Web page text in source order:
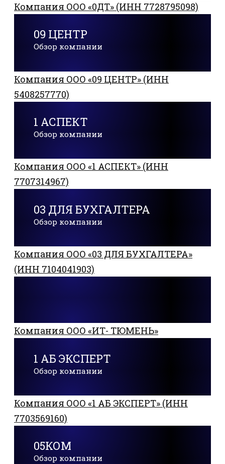
Компания ООО «0ДТ» (ИНН 7728795098)
09 ЦЕНТР
Обзор компании
Компания ООО «09 ЦЕНТР» (ИНН
5408257770)
1 АСПЕКТ
Обзор компании
Компания ООО «1 АСПЕКТ» (ИНН
7707314967)
03 ДЛЯ БУХГАЛТЕРА
Обзор компании
Компания ООО «03 ДЛЯ БУХГАЛТЕРА»
(ИНН 7104041903)
Компания ООО «ИТ- ТЮМЕНЬ»
1 АБ ЭКСПЕРТ
Обзор компании
Компания ООО «1 АБ ЭКСПЕРТ» (ИНН
7703569160)
05КОМ
Обзор компании